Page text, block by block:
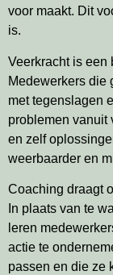
voor maakt. Dit
is.
Veerkracht is een
Medewerkers die
met tegenslagen
problemen vanuit
en zelf
weerbaarder en
Coaching draagt
In plaats van te
leren
actie te
passen en die ze